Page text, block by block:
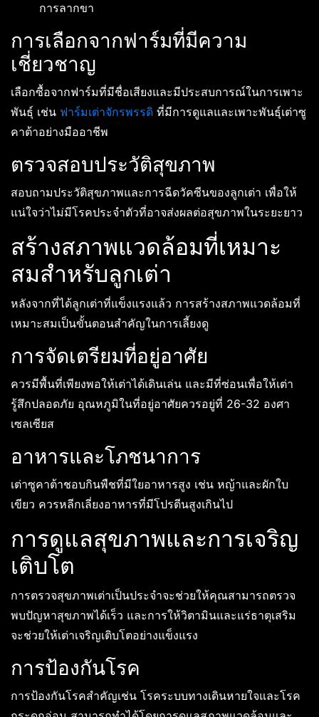
การลากขา
การเลือกจากฟาร์มที่มีความ
เชี่ยวชาญ
เลือกซื้อจากฟาร์มที่มีชื่อเสียงและมีประสบการณ์ในการเพาะ
พันธุ์ เช่น ฟาร์มเต่าจักรพรรดิ ที่มีการดูแลและเพาะพันธุ์เต่าซู
คาต้าอย่างมืออาชีพ
ตรวจสอบประวัติสุขภาพ
สอบถามประวัติสุขภาพและการฉีดวัคซีนของลูกเต่า เพื่อให้
แน่ใจว่าไม่มีโรคประจำตัวที่อาจส่งผลต่อสุขภาพในระยะยาว
สร้างสภาพแวดล้อมที่เหมาะ
สมสำหรับลูกเต่า
หลังจากที่ได้ลูกเต่าที่แข็งแรงแล้ว การสร้างสภาพแวดล้อมที่
เหมาะสมเป็นขั้นตอนสำคัญในการเลี้ยงดู
การจัดเตรียมที่อยู่อาศัย
ควรมีพื้นที่เพียงพอให้เต่าได้เดินเล่น และมีที่ซ่อนเพื่อให้เต่า
รู้สึกปลอดภัย อุณหภูมิในที่อยู่อาศัยควรอยู่ที่ 26-32 องศา
เซลเซียส
อาหารและโภชนาการ
เต่าซูคาต้าชอบกินพืชที่มีใยอาหารสูง เช่น หญ้าและผักใบ
เขียว ควรหลีกเลี่ยงอาหารที่มีโปรตีนสูงเกินไป
การดูแลสุขภาพและการเจริญ
เติบโต
การตรวจสุขภาพเต่าเป็นประจำจะช่วยให้คุณสามารถตรวจ
พบปัญหาสุขภาพได้เร็ว และการให้วิตามินและแร่ธาตุเสริม
จะช่วยให้เต่าเจริญเติบโตอย่างแข็งแรง
การป้องกันโรค
การป้องกันโรคสำคัญเช่น โรคระบบทางเดินหายใจและโรค